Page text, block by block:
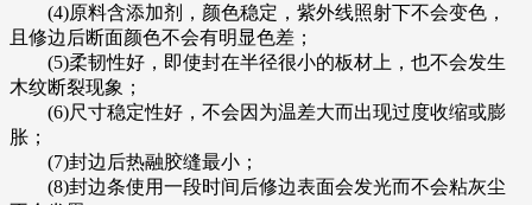
(4)原料含添加剂，颜色稳定，紫外线照射下不会变色，
且修边后断面颜色不会有明显色差；
(5)柔韧性好，即使封在半径很小的板材上，也不会发生
木纹断裂现象；
(6)尺寸稳定性好，不会因为温差大而出现过度收缩或膨
胀；
(7)封边后热融胶缝最小；
(8)封边条使用一段时间后修边表面会发光而不会粘灰尘